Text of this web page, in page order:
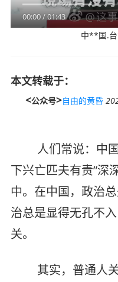
00:00/01:43
中**国.
本文转载于：
<公众号>自由的黄昏
人们常说：中国
下兴亡匹夫有责”深
中。在中国，政治
治总是显得无孔不
关。
其实，普通人关